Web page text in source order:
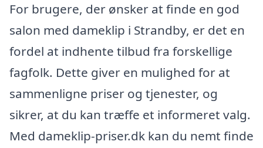
For brugere, der ønsker at finde en god
salon med dameklip i Strandby, er det en
fordel at indhente tilbud fra forskellige
fagfolk. Dette giver en mulighed for at
sammenligne priser og tjenester, og
sikrer, at du kan træffe et informeret valg.
Med dameklip-priser.dk kan du nemt finde